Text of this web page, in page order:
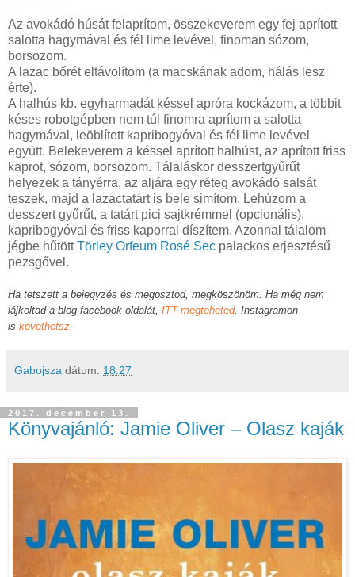
Az avokádó húsát felaprítom, összekeverem egy fej aprított
salotta hagymával és fél lime levével, finoman sózom,
borsozom.
A lazac bőrét eltávolítom (a macskának adom, hálás lesz
érte).
A halhús kb. egyharmadát késsel apróra kockázom, a többit
késes robotgépben nem túl finomra aprítom a salotta
hagymával, leöblített kapribogyóval és fél lime levével
együtt. Belekeverem a késsel aprított halhúst, az aprított friss
kaprot, sózom, borsozom. Tálaláskor desszertgyűrűt
helyezek a tányérra, az aljára egy réteg avokádó salsát
teszek, majd a lazactatárt is bele simítom. Lehúzom a
desszert gyűrűt, a tatárt pici sajtkrémmel (opcionális),
kapribogyóval és friss kaporral díszítem. Azonnal tálalom
jégbe hűtöttTörley Orfeum Rosé Sec palackos erjesztésű
pezsgővel.
Ha tetszett a bejegyzés és megosztod, megköszönöm. Ha még nem
lájkoltad a blog facebook oldalát, ITT megteheted. Instagramon
is követhetsz.
Gabojsza dátum: 18:27
2017. december 13.
Könyvajánló: Jamie Oliver – Olasz kaják